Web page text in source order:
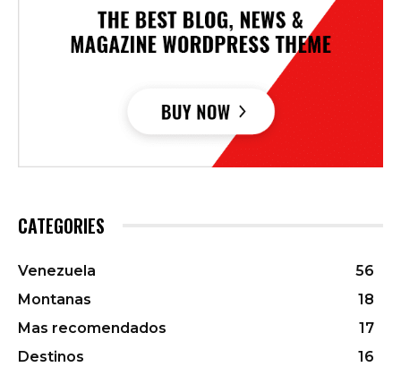
CATEGORIES
Venezuela
56
Montanas
18
Mas recomendados
17
Destinos
16